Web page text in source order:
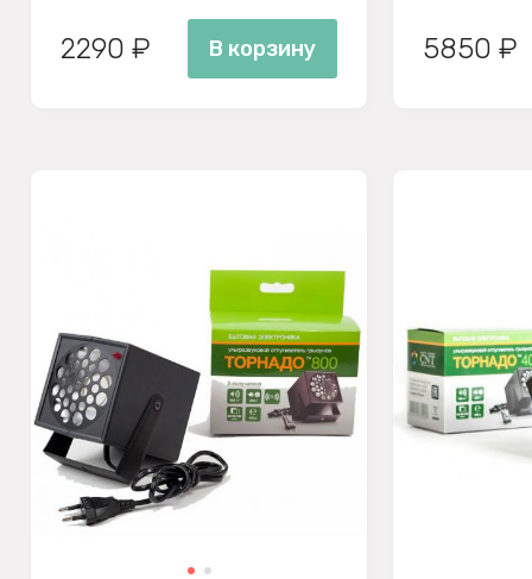
2290 ₽ В корзину 5850 ₽